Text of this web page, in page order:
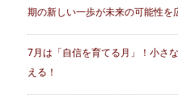
期の新しい一歩が未来の可能性を
7月は「自信を育てる月」！小さ
える！